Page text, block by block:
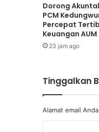
Dorong
PCM
Percepat
Keuangan AUM
23 jam ago
Tinggalkan
Alamat email